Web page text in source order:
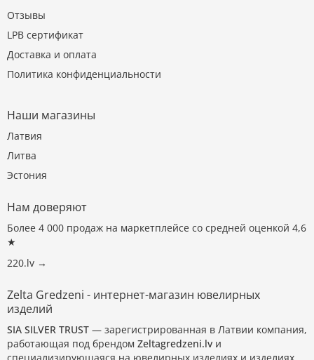
Отзывы
LPB сертификат
Доставка и оплата
Политика конфиденциальности
Наши магазины
Латвия
Литва
Эстония
Нам доверяют
Более 4 000 продаж на маркетплейсе со средней оценкой 4,6
★
220.lv →
Zelta Gredzeni - интернет-магазин ювелирных
изделий
SIA SILVER TRUST — зарегистрированная в Латвии компания,
работающая под брендом Zeltagredzeni.lv и